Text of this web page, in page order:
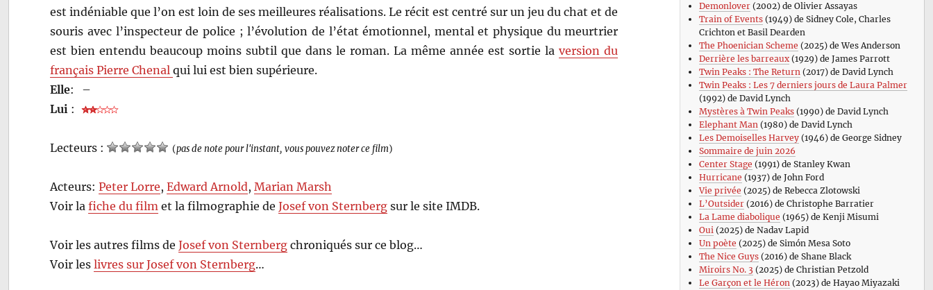
est indéniable que l’on est loin de ses meilleures réalisations. Le récit est centré sur un jeu du chat et de
souris avec l’inspecteur de police ; l’évolution de l’état émotionnel, mental et physique du meurtrier
est bien entendu beaucoup moins subtil que dans le roman. La même année est sortie laversion du
français Pierre Chenalqui lui est bien supérieure.
Elle:
–
Lui :
Lecteurs : (pas de note pour l'instant, vous pouvez noter ce film)
Acteurs:Peter Lorre,Edward Arnold,Marian Marsh
Voir lafiche du film et la filmographie deJosef von Sternberg sur le site IMDB.
Voir les autres films deJosef von Sternberg chroniqués sur ce blog…
Voir leslivres sur Josef von Sternberg…
Demonlover(2002) de Olivier Assayas
Train of Events(1949) de Sidney Cole, Charles
Crichton et Basil Dearden
The Phoenician Scheme (2025) de Wes Anderson
Derrière les barreaux(1929) de James Parrott
Twin Peaks : The Return(2017) de David Lynch
Twin Peaks : Les 7 derniers jours de Laura Palmer
(1992) de David Lynch
Mystères à Twin Peaks(1990) de David Lynch
Elephant Man(1980) de David Lynch
Les Demoiselles Harvey(1946) de George Sidney
Sommaire de juin 2026
Center Stage (1991) de Stanley Kwan
Hurricane (1937) de John Ford
Vie privée (2025) de Rebecca Zlotowski
L’Outsider(2016) de Christophe Barratier
La Lame diabolique (1965) de Kenji Misumi
Oui(2025) de Nadav Lapid
Un poète (2025) de Simón Mesa Soto
The Nice Guys(2016) de Shane Black
Miroirs No. 3 (2025) de Christian Petzold
Le Garçon et le Héron(2023) de Hayao Miyazaki